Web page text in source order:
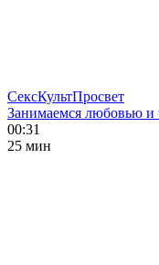
СексКультПросвет
Занимаемся любовью и
00:31
25 мин